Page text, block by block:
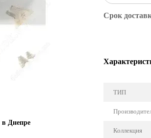
в Днепре
Срок
ТИП
Коллекция